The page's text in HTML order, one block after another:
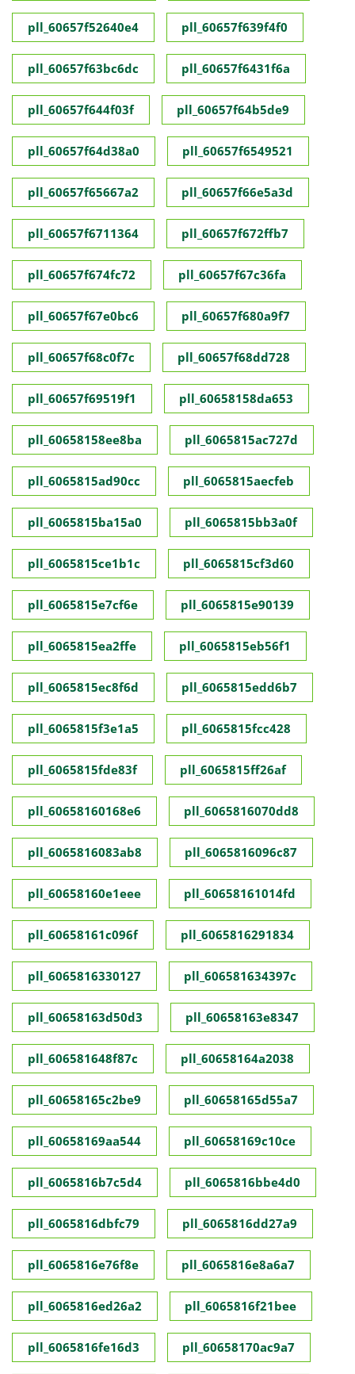
pll_60657f52640e4 pll_60657f639f4f0
pll_60657f63bc6dc pll_60657f6431f6a
pll_60657f644f03f pll_60657f64b5de9
pll_60657f64d38a0 pll_60657f6549521
pll_60657f65667a2 pll_60657f66e5a3d
pll_60657f6711364 pll_60657f672ffb7
pll_60657f674fc72 pll_60657f67c36fa
pll_60657f67e0bc6 pll_60657f680a9f7
pll_60657f68c0f7c pll_60657f68dd728
pll_60657f69519f1 pll_60658158da653
pll_60658158ee8ba pll_6065815ac727d
pll_6065815ad90cc pll_6065815aecfeb
pll_6065815ba15a0 pll_6065815bb3a0f
pll_6065815ce1b1c pll_6065815cf3d60
pll_6065815e7cf6e pll_6065815e90139
pll_6065815ea2ffe pll_6065815eb56f1
pll_6065815ec8f6d pll_6065815edd6b7
pll_6065815f3e1a5 pll_6065815fcc428
pll_6065815fde83f pll_6065815ff26af
pll_60658160168e6 pll_6065816070dd8
pll_6065816083ab8 pll_6065816096c87
pll_60658160e1eee pll_60658161014fd
pll_60658161c096f pll_6065816291834
pll_6065816330127 pll_606581634397c
pll_60658163d50d3 pll_60658163e8347
pll_606581648f87c pll_60658164a2038
pll_60658165c2be9 pll_60658165d55a7
pll_60658169aa544 pll_60658169c10ce
pll_6065816b7c5d4 pll_6065816bbe4d0
pll_6065816dbfc79 pll_6065816dd27a9
pll_6065816e76f8e pll_6065816e8a6a7
pll_6065816ed26a2 pll_6065816f21bee
pll_6065816fe16d3 pll_60658170ac9a7